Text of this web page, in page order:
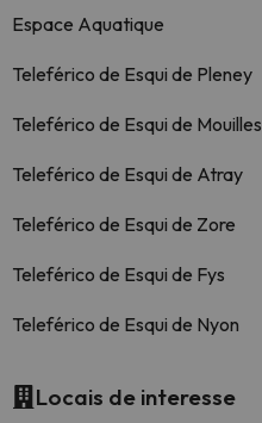
Espace Aquatique
Teleférico de Esqui de Pleney
Teleférico de Esqui de Mouilles
Teleférico de Esqui de Atray
Teleférico de Esqui de Zore
Teleférico de Esqui de Fys
Teleférico de Esqui de Nyon
Locais de interesse